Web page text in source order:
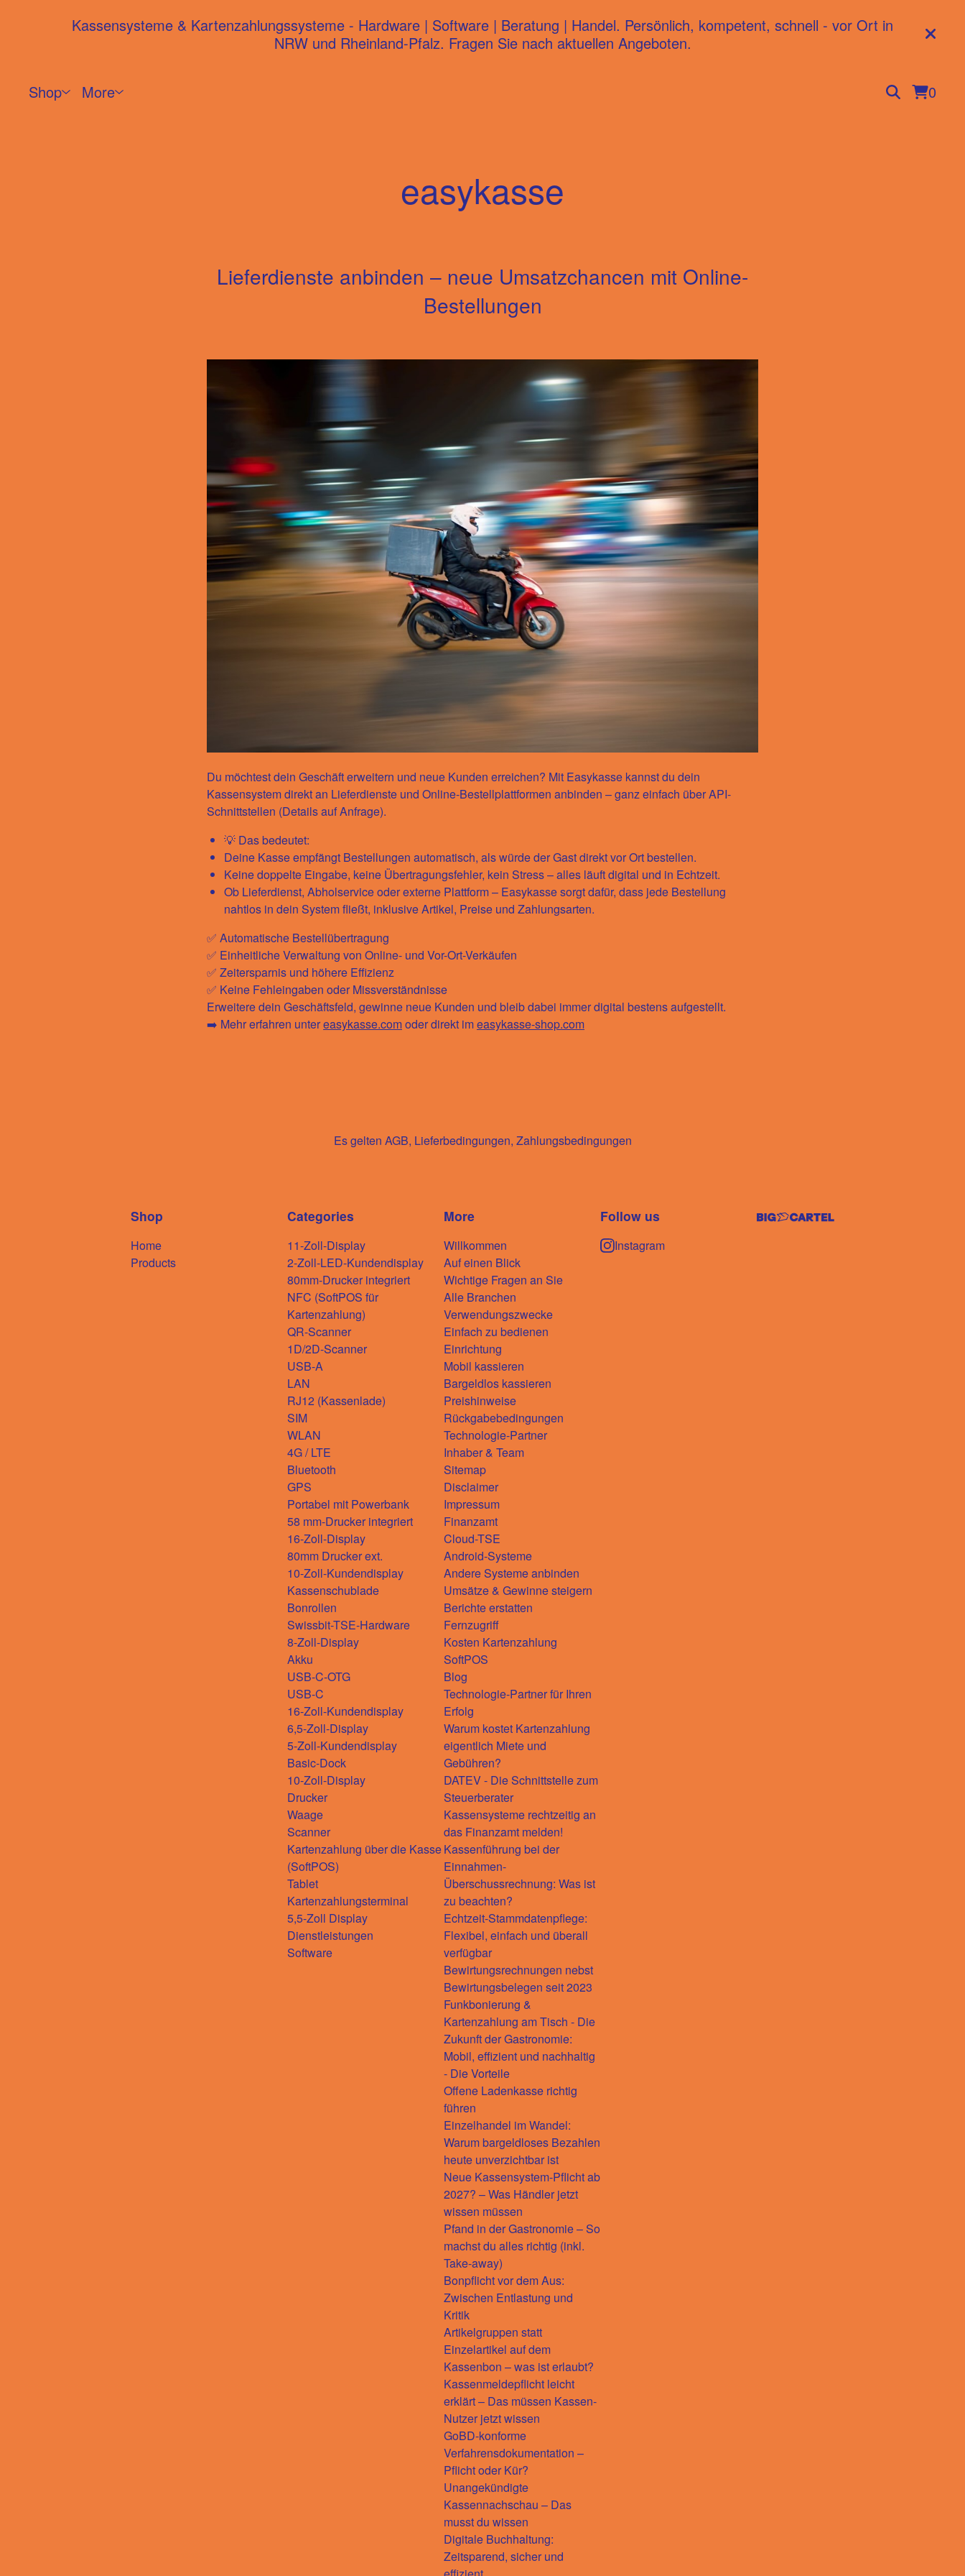
Kassensysteme & Kartenzahlungssysteme - Hardware | Software | Beratung | Handel. Persönlich, kompetent, schnell - vor Ort in
NRW und Rheinland-Pfalz. Fragen Sie nach aktuellen Angeboten.
Shop More 0
easykasse
Lieferdienste anbinden – neue Umsatzchancen mit Online-
Bestellungen
Du möchtest dein Geschäft erweitern und neue Kunden erreichen? Mit Easykasse kannst du dein
Kassensystem direkt an Lieferdienste und Online-Bestellplattformen anbinden – ganz einfach überAPI-
Schnittstellen (Details auf Anfrage).
💡 Das bedeutet:
Deine Kasse empfängt Bestellungen automatisch, als würde der Gast direkt vor Ort bestellen.
Keine doppelte Eingabe, keine Übertragungsfehler, kein Stress – alles läuft digital und in Echtzeit.
Ob Lieferdienst, Abholservice oder externe Plattform – Easykasse sorgt dafür, dass jede Bestellung
nahtlos in dein System fließt, inklusive Artikel, Preise und Zahlungsarten.
✅ Automatische Bestellübertragung
✅ Einheitliche Verwaltung von Online- und Vor-Ort-Verkäufen
✅ Zeitersparnis und höhere Effizienz
✅ Keine Fehleingaben oder Missverständnisse
Erweitere dein Geschäftsfeld, gewinne neue Kunden und bleib dabei immer digital bestens aufgestellt.
➡️ Mehr erfahren untereasykasse.comoder direkt imeasykasse-shop.com
Es gelten AGB, Lieferbedingungen, Zahlungsbedingungen
Shop
Home
Products
Categories
11-Zoll-Display
2-Zoll-LED-Kundendisplay
80mm-Drucker integriert
NFC (SoftPOS für
Kartenzahlung)
QR-Scanner
1D/2D-Scanner
USB-A
LAN
RJ12 (Kassenlade)
SIM
WLAN
4G / LTE
Bluetooth
GPS
Portabel mit Powerbank
58 mm-Drucker integriert
16-Zoll-Display
80mm Drucker ext.
10-Zoll-Kundendisplay
Kassenschublade
Bonrollen
Swissbit-TSE-Hardware
8-Zoll-Display
Akku
USB-C-OTG
USB-C
16-Zoll-Kundendisplay
6,5-Zoll-Display
5-Zoll-Kundendisplay
Basic-Dock
10-Zoll-Display
Drucker
Waage
Scanner
Kartenzahlung über die Kasse
(SoftPOS)
Tablet
Kartenzahlungsterminal
5,5-Zoll Display
Dienstleistungen
Software
More
Willkommen
Auf einen Blick
Wichtige Fragen an Sie
Alle Branchen
Verwendungszwecke
Einfach zu bedienen
Einrichtung
Mobil kassieren
Bargeldlos kassieren
Preishinweise
Rückgabebedingungen
Technologie-Partner
Inhaber & Team
Sitemap
Disclaimer
Impressum
Finanzamt
Cloud-TSE
Android-Systeme
Andere Systeme anbinden
Umsätze & Gewinne steigern
Berichte erstatten
Fernzugriff
Kosten Kartenzahlung
SoftPOS
Blog
Technologie-Partner für Ihren
Erfolg
Warum kostet Kartenzahlung
eigentlich Miete und
Gebühren?
DATEV - Die Schnittstelle zum
Steuerberater
Kassensysteme rechtzeitig an
das Finanzamt melden!
Kassenführung bei der
Einnahmen-
Überschussrechnung: Was ist
zu beachten?
Echtzeit-Stammdatenpflege:
Flexibel, einfach und überall
verfügbar
Bewirtungsrechnungen nebst
Bewirtungsbelegen seit 2023
Funkbonierung &
Kartenzahlung am Tisch - Die
Zukunft der Gastronomie:
Mobil, effizient und nachhaltig
- Die Vorteile
Offene Ladenkasse richtig
führen
Einzelhandel im Wandel:
Warum bargeldloses Bezahlen
heute unverzichtbar ist
Neue Kassensystem-Pflicht ab
2027? – Was Händler jetzt
wissen müssen
Pfand in der Gastronomie – So
machst du alles richtig (inkl.
Take-away)
Bonpflicht vor dem Aus:
Zwischen Entlastung und
Kritik
Artikelgruppen statt
Einzelartikel auf dem
Kassenbon – was ist erlaubt?
Kassenmeldepflicht leicht
erklärt – Das müssen Kassen-
Nutzer jetzt wissen
GoBD-konforme
Verfahrensdokumentation –
Pflicht oder Kür?
Unangekündigte
Kassennachschau – Das
musst du wissen
Digitale Buchhaltung:
Zeitsparend, sicher und
Follow us
Instagram